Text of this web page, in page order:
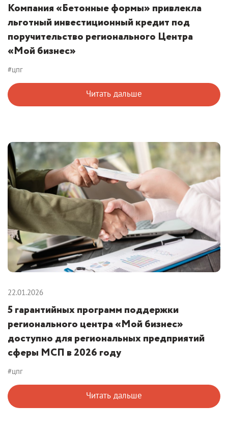
Компания «Бетонные формы» привлекла
льготный инвестиционный кредит под
поручительство регионального Центра
«Мой бизнес»
#цпг
Читать дальше
22.01.2026
5 гарантийных программ поддержки
регионального центра «Мой бизнес»
доступно для региональных предприятий
сферы МСП в 2026 году
#цпг
Читать дальше